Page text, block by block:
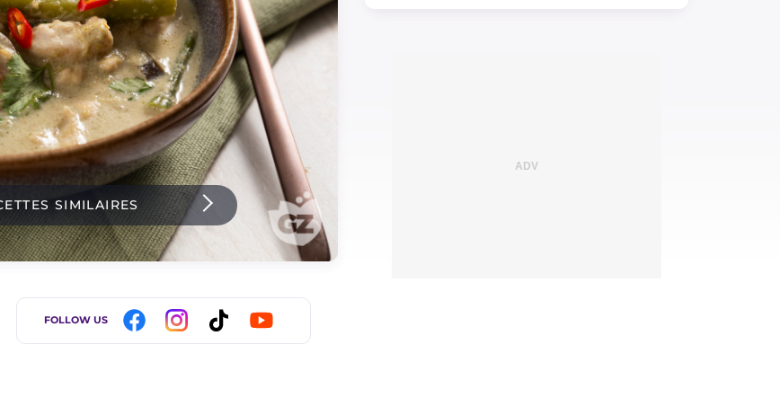
SIMILAIRES
FOLLOW US